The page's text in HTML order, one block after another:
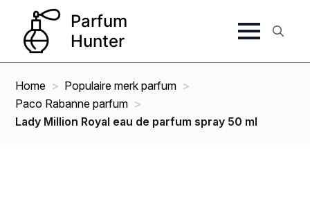
Home
Populaire merk parfum
Paco Rabanne parfum
Lady Million Royal eau de parfum spray 50 ml